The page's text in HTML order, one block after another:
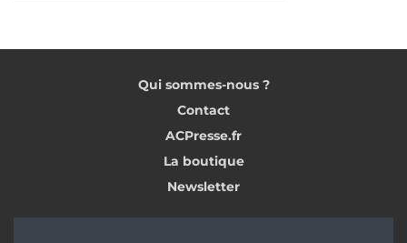
plus en plus nombreux à intégrer des
fonctionnalités spécifiques. Au rayon desquelles
le suivi des plannings ou encore le suivi par
chantier. Les éditeurs cherchent aussi à former des
passerelles avec les logiciels dédiés au bâtiment
Qui sommes-nous ?
Contact
ACPresse.fr
La boutique
Newsletter